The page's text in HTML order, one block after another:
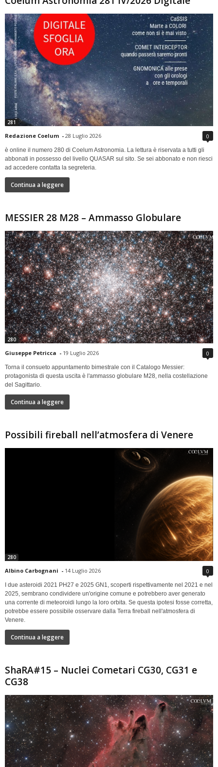
281
Redazione Coelum - 28 Luglio 2026 0
è online il numero 280 di Coelum Astronomia. La lettura è riservata a tutti gli
abbonati in possesso del livello QUASAR sul sito. Se sei abbonato e non riesci
ad accedere contatta la segreteria.
Continua a leggere
MESSIER 28 M28 – Ammasso Globulare
280
Giuseppe Petricca - 19 Luglio 2026 0
Torna il consueto appuntamento bimestrale con il Catalogo Messier:
protagonista di questa uscita è l'ammasso globulare M28, nella costellazione
del Sagittario.
Continua a leggere
Possibili fireball nell’atmosfera di Venere
280
Albino Carbognani - 14 Luglio 2026 0
I due asteroidi 2021 PH27 e 2025 GN1, scoperti rispettivamente nel 2021 e nel
2025, sembrano condividere un'origine comune e potrebbero aver generato
una corrente di meteoroidi lungo la loro orbita. Se questa ipotesi fosse corretta,
potrebbe essere possibile osservare dalla Terra fireball nell'atmosfera di
Venere.
Continua a leggere
ShaRA#15 – Nuclei Cometari CG30, CG31 e
CG38